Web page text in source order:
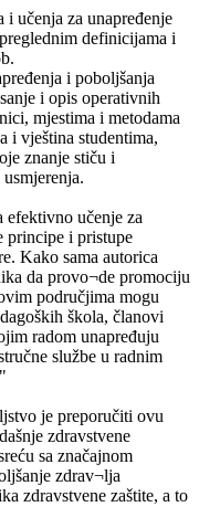
učenja za unapređenje
definicijama i
i poboljšanja
i opis operativnih
mjestima i metodama
i vještina studentima,
znanje stiču i
efektivno učenje za
principe i pristupe
Kako sama autorica
da provo¬de promociju
područjima mogu
škola, članovi
radom unapređuju
službe u radnim
je preporučiti ovu
zdravstvene
sa značajnom
zdrav¬lja
zdravstvene zaštite, a to